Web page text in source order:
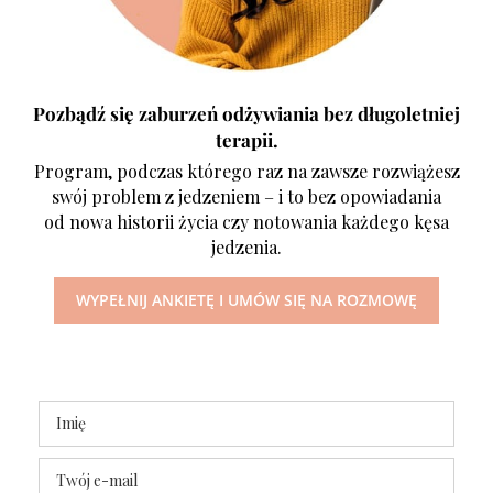
Pozbądź się zaburzeń odżywiania bez długoletniej
terapii.
Program, podczas którego raz na zawsze rozwiążesz
swój problem z jedzeniem – i to bez opowiadania
od nowa historii życia czy notowania każdego kęsa
jedzenia.
WYPEŁNIJ ANKIETĘ I UMÓW SIĘ NA ROZMOWĘ